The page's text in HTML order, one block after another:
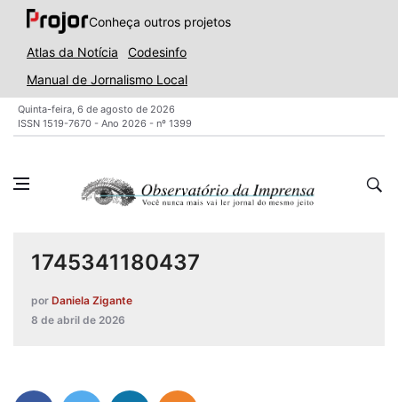
Conheça outros projetos
Atlas da Notícia
Codesinfo
Manual de Jornalismo Local
Quinta-feira, 6 de agosto de 2026
ISSN 1519-7670 - Ano 2026 - nº 1399
1745341180437
por Daniela Zigante
8 de abril de 2026